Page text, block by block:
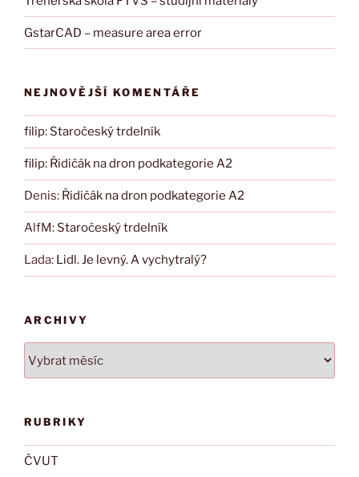
GstarCAD – measure area error
NEJNOVĚJŠÍ KOMENTÁŘE
filip: Staročeský trdelník
filip: Řidičák na dron podkategorie A2
Denis: Řidičák na dron podkategorie A2
AlfM: Staročeský trdelník
Lada: Lidl. Je levný. A vychytralý?
ARCHIVY
RUBRIKY
ČVUT